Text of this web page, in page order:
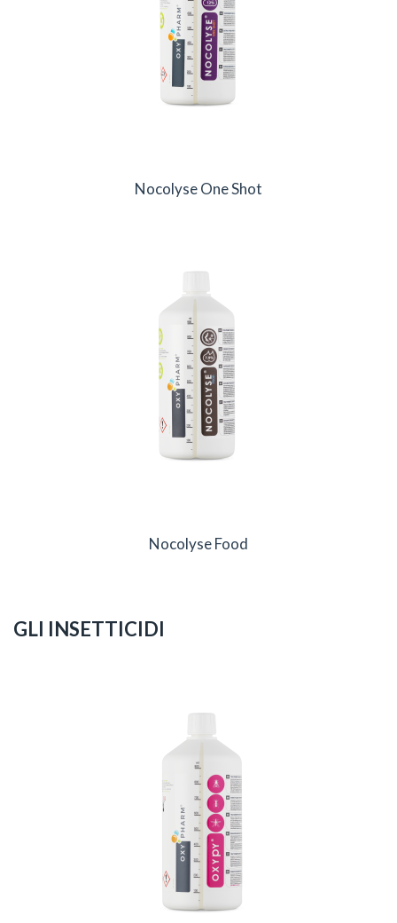
Nocolyse One Shot
Nocolyse Food
GLI INSETTICIDI